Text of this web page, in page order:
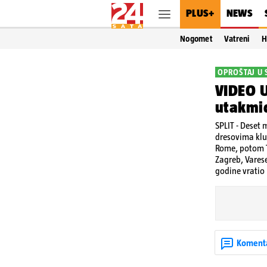
PLUS+ NEWS
Nogomet Vatreni
OPROŠTAJ U
VIDEO
SPLIT -
dresovima
Rome, potom
Zagreb,
godine vratio